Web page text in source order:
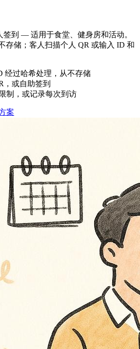
签到 — 适用于食堂、健身房和活动。
存储；客人扫描个人 QR 或输入 ID 和
经过哈希处理，从不存储
，或自助签到
制，或记录每次到访
案